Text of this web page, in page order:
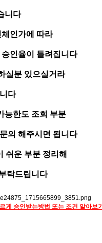
니다
인가에 따라
인율이 틀려집니다
실분 있으실거라
다
능한도 조회 부분
의 해주시면 됩니다
쉬운 부분 정리해
탁드립니다
게 승인받는방법 또는 조건 알아보기